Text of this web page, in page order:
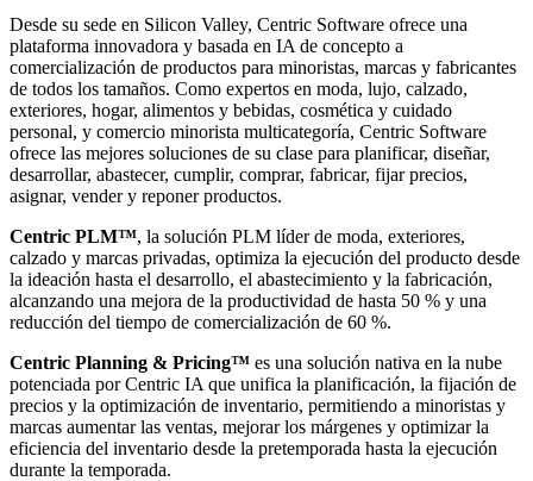
Desde su sede en Silicon Valley, Centric Software ofrece una
plataforma innovadora y basada en IA de concepto a
comercialización de productos para minoristas, marcas y fabricantes
de todos los tamaños. Como expertos en moda, lujo, calzado,
exteriores, hogar, alimentos y bebidas, cosmética y cuidado
personal, y comercio minorista multicategoría, Centric Software
ofrece las mejores soluciones de su clase para planificar, diseñar,
desarrollar, abastecer, cumplir, comprar, fabricar, fijar precios,
asignar, vender y reponer productos.
Centric PLM™, la solución PLM líder de moda, exteriores,
calzado y marcas privadas, optimiza la ejecución del producto desde
la ideación hasta el desarrollo, el abastecimiento y la fabricación,
alcanzando una mejora de la productividad de hasta 50 % y una
reducción del tiempo de comercialización de 60 %.
Centric Planning & Pricing™ es una solución nativa en la nube
potenciada por Centric IA que unifica la planificación, la fijación de
precios y la optimización de inventario, permitiendo a minoristas y
marcas aumentar las ventas, mejorar los márgenes y optimizar la
eficiencia del inventario desde la pretemporada hasta la ejecución
durante la temporada.